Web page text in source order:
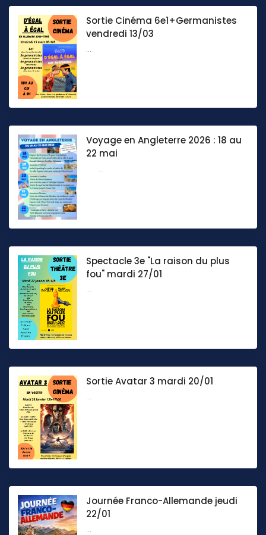
Sortie Cinéma 6e1+Germanistes
vendredi 13/03
...
Voyage en Angleterre 2026 : 18 au
22 mai
...
Spectacle 3e "La raison du plus
fou" mardi 27/01
...
Sortie Avatar 3 mardi 20/01
...
Journée Franco-Allemande jeudi
22/01
...